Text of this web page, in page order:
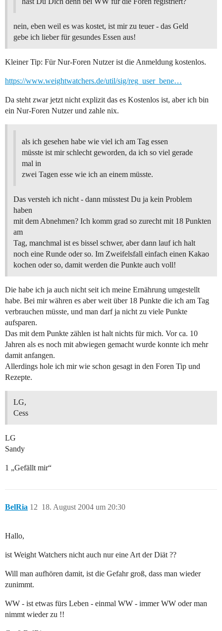
nein, eben weil es was kostet, ist mir zu teuer - das Geld
gebe ich lieber für gesundes Essen aus!
Kleiner Tip: Für Nur-Foren Nutzer ist die Anmeldung kostenlos.
https://www.weightwatchers.de/util/sig/reg_user_bene…
Da steht zwar jetzt nicht explizit das es Kostenlos ist, aber ich bin
ein Nur-Foren Nutzer und zahle nix.
als ich gesehen habe wie viel ich am Tag essen
müsste ist mir schlecht geworden, da ich so viel gerade
mal in
zwei Tagen esse wie ich an einem müsste.
Das versteh ich nicht - dann müsstest Du ja kein Problem
haben
mit dem Abnehmen? Ich komm grad so zurecht mit 18 Punkten
am
Tag, manchmal ist es bissel schwer, aber dann lauf ich halt
noch eine Runde oder so. Im Zweifelsfall einfach einen Kakao
kochen oder so, damit werden die Punkte auch voll!
Die habe ich ja auch nicht seit ich meine Ernährung umgestellt
habe. Bei mir währen es aber weit über 18 Punkte die ich am Tag
verbrauchen müsste, und man darf ja nicht zu viele Punkte
aufsparen.
Das mit dem Punkte zählen ist halt nichts für mich. Vor ca. 10
Jahren als es noch mit abwiegen gemacht wurde konnte ich mehr
damit anfangen.
Allerdings hole ich mir wie schon gesagt in den Foren Tip und
Rezepte.
LG,
Cess
LG
Sandy
1 „Gefällt mir“
BelRia 18. August 2004 um 20:30
12
Hallo,
ist Weight Watchers nicht auch nur eine Art der Diät ??
Will man aufhören damit, ist die Gefahr groß, dass man wieder
zunimmt.
WW - ist etwas fürs Leben - einmal WW - immer WW oder man
nimmt wieder zu !!